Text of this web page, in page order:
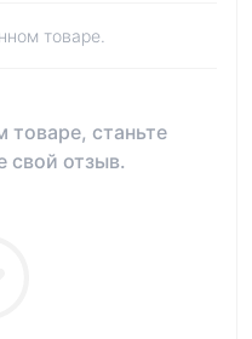
товаре.
товаре, станьте
свой отзыв.